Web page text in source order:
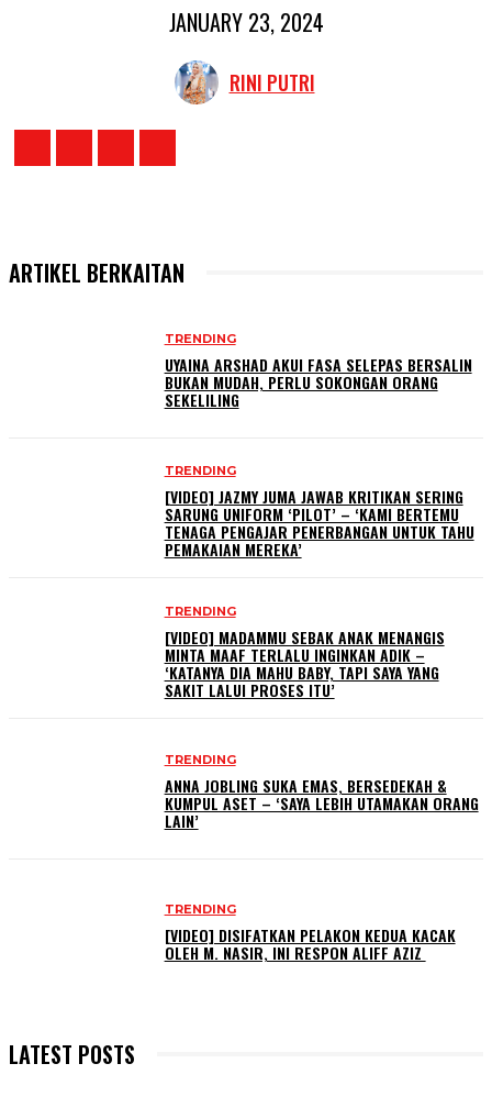
JANUARY 23, 2024
RINI PUTRI
ARTIKEL BERKAITAN
TRENDING
UYAINA ARSHAD AKUI FASA SELEPAS BERSALIN
BUKAN MUDAH, PERLU SOKONGAN ORANG
SEKELILING
TRENDING
[VIDEO] JAZMY JUMA JAWAB KRITIKAN SERING
SARUNG UNIFORM ‘PILOT’ – ‘KAMI BERTEMU
TENAGA PENGAJAR PENERBANGAN UNTUK TAHU
PEMAKAIAN MEREKA’
TRENDING
[VIDEO] MADAMMU SEBAK ANAK MENANGIS
MINTA MAAF TERLALU INGINKAN ADIK –
‘KATANYA DIA MAHU BABY, TAPI SAYA YANG
SAKIT LALUI PROSES ITU’
TRENDING
ANNA JOBLING SUKA EMAS, BERSEDEKAH &
KUMPUL ASET – ‘SAYA LEBIH UTAMAKAN ORANG
LAIN’
TRENDING
[VIDEO] DISIFATKAN PELAKON KEDUA KACAK
OLEH M. NASIR, INI RESPON ALIFF AZIZ
LATEST POSTS